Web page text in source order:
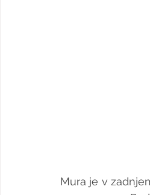
Mura je v